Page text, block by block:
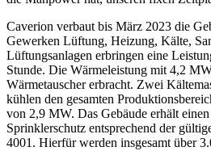
Caverion verbaut bis März 2023 die
Gewerken Lüftung, Heizung, Kälte,
Lüftungsanlagen erbringen eine
Stunde. Die Wärmeleistung mit 4,2
Wärmetauscher erbracht. Zwei
kühlen den gesamten
von 2,9 MW. Das Gebäude erhält
Sprinklerschutz entsprechend der
4001. Hierfür werden insgesamt über